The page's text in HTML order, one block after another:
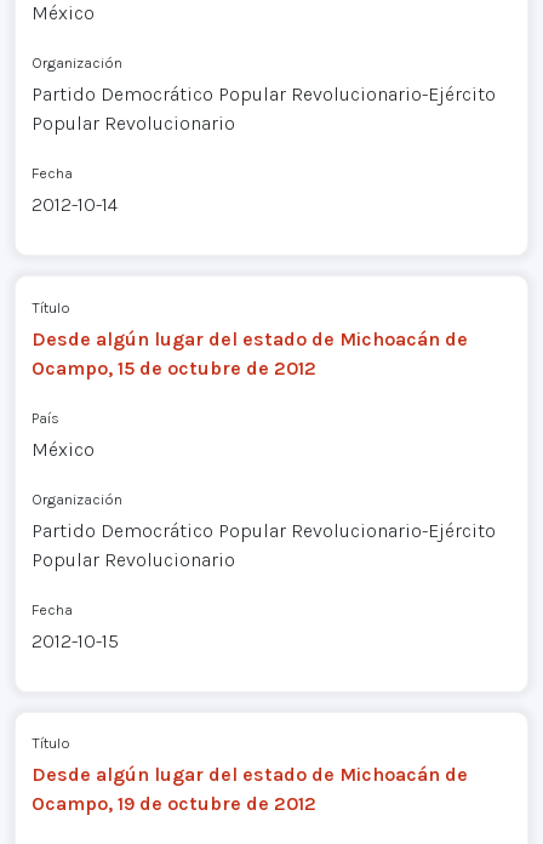
México
Organización
Partido Democrático Popular Revolucionario-Ejército
Popular Revolucionario
Fecha
2012-10-14
Título
Desde algún lugar del estado de Michoacán de
Ocampo, 15 de octubre de 2012
País
México
Organización
Partido Democrático Popular Revolucionario-Ejército
Popular Revolucionario
Fecha
2012-10-15
Título
Desde algún lugar del estado de Michoacán de
Ocampo, 19 de octubre de 2012